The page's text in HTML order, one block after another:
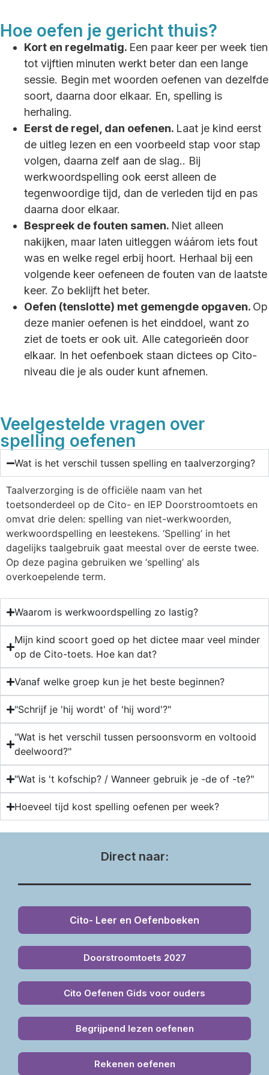
Hoe oefen je gericht thuis?
Kort en regelmatig. Een paar keer per week tien
tot vijftien minuten werkt beter dan een lange
sessie. Begin met woorden oefenen van dezelfde
soort, daarna door elkaar. En, spelling is
herhaling.
Eerst de regel, dan oefenen. Laat je kind eerst
de uitleg lezen en een voorbeeld stap voor stap
volgen, daarna zelf aan de slag.. Bij
werkwoordspelling ook eerst alleen de
tegenwoordige tijd, dan de verleden tijd en pas
daarna door elkaar.
Bespreek de fouten samen. Niet alleen
nakijken, maar laten uitleggen wáárom iets fout
was en welke regel erbij hoort. Herhaal bij een
volgende keer oefeneen de fouten van de laatste
keer. Zo beklijft het beter.
Oefen (tenslotte) met gemengde opgaven. Op
deze manier oefenen is het einddoel, want zo
ziet de toets er ook uit. Alle categorieën door
elkaar. In het oefenboek staan dictees op Cito-
niveau die je als ouder kunt afnemen.
Veelgestelde vragen over
spelling oefenen
Wat is het verschil tussen spelling en taalverzorging?
Taalverzorging is de officiële naam van het
toetsonderdeel op de Cito- en IEP Doorstroomtoets en
omvat drie delen: spelling van niet-werkwoorden,
werkwoordspelling en leestekens. ‘Spelling’ in het
dagelijks taalgebruik gaat meestal over de eerste twee.
Op deze pagina gebruiken we ‘spelling’ als
overkoepelende term.
Waarom is werkwoordspelling zo lastig?
Mijn kind scoort goed op het dictee maar veel minder
op de Cito-toets. Hoe kan dat?
Vanaf welke groep kun je het beste beginnen?
"Schrijf je 'hij wordt' of 'hij word'?"
"Wat is het verschil tussen persoonsvorm en voltooid
deelwoord?"
"Wat is 't kofschip? / Wanneer gebruik je -de of -te?"
Hoeveel tijd kost spelling oefenen per week?
Direct naar:
Cito- Leer en Oefenboeken
Doorstroomtoets 2027
Cito Oefenen Gids voor ouders
Begrijpend lezen oefenen
Rekenen oefenen